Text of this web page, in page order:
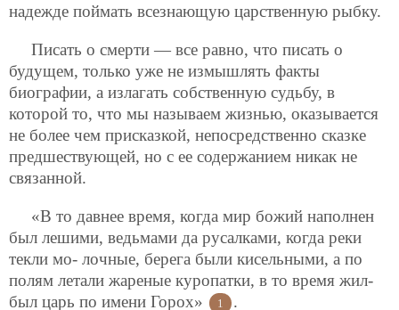
надежде поймать всезнающую царственную рыбку.
Писать о смерти — все равно, что писать о
будущем, только уже не измышлять факты
биографии, а излагать собственную судьбу, в
которой то, что мы называем жизнью, оказывается
не более чем присказкой, непосредственно сказке
предшествующей, но с ее содержанием никак не
связанной.
«В то давнее время, когда мир божий наполнен
был лешими, ведьмами да русалками, когда реки
текли мо- лочные, берега были кисельными, а по
полям летали жареные куропатки, в то время жил-
был царь по имени Горох»
1 .